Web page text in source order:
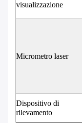
visualizzazione
Micrometro laser
Dispositivo di
rilevamento